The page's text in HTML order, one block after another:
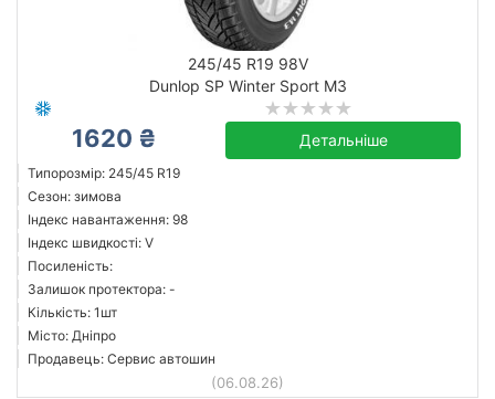
245/45 R19 98V
Dunlop SP Winter Sport M3
1620 ₴ Детальніше
Типорозмір: 245/45 R19
Сезон: зимова
Індекс навантаження: 98
Індекс швидкості: V
Посиленість:
Залишок протектора: -
Кількість: 1шт
Місто: Дніпро
Продавець: Сервис автошин
(06.08.26)